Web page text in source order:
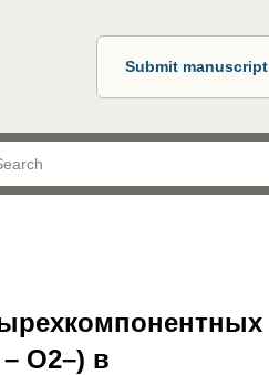
Submit manuscript
O2–) в